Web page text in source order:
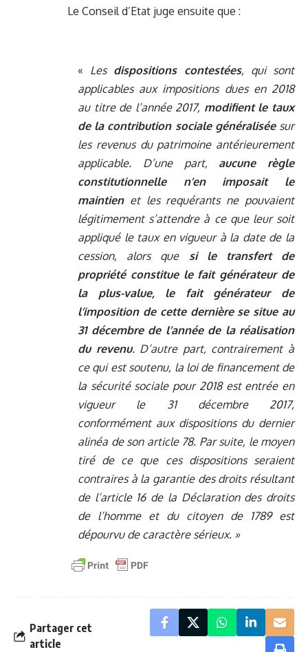
Le Conseil d’Etat juge ensuite que :
« Les dispositions contestées, qui sont
applicables aux impositions dues en 2018
au titre de l’année 2017, modifient le taux
de la contribution sociale généraliséesur
les revenus du patrimoine antérieurement
applicable. D’une part, aucune règle
constitutionnelle n’en imposait le
maintienet les requérants ne pouvaient
légitimement s’attendre à ce que leur soit
appliqué le taux en vigueur à la date de la
cession, alors que si le transfert de
propriété constitue le fait générateur de
la plus-value, le fait générateur de
l’imposition de cette dernière se situe au
31 décembre de l’année de la réalisation
du revenu. D’autre part, contrairement à
ce qui est soutenu, la loi de financement de
la sécurité sociale pour 2018 est entrée en
vigueur le 31 décembre 2017,
conformément aux dispositions du dernier
alinéa de son article 78. Par suite, le moyen
tiré de ce que ces dispositions seraient
contraires à la garantie des droits résultant
de l’article 16 de la Déclaration des droits
de l’homme et du citoyen de 1789 est
dépourvu de caractère sérieux. »
Partager cet
article